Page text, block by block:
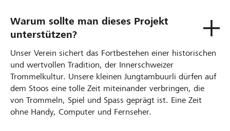
Warum sollte man dieses Projekt
unterstützen?
Unser Verein sichert das Fortbestehen einer historischen
und wertvollen Tradition, der Innerschweizer
Trommelkultur. Unsere kleinen Jungtambuurli dürfen auf
dem Stoos eine tolle Zeit miteinander verbringen, die
von Trommeln, Spiel und Spass geprägt ist. Eine Zeit
ohne Handy, Computer und Fernseher.